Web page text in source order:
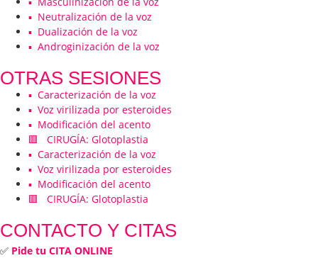
▪️ Neutralización de la voz
▪️ Dualización de la voz
▪️ Androginización de la voz
OTRAS SESIONES
▪️ Caracterización de la voz
▪️ Voz virilizada por esteroides
▪️ Modificación del acento
🟥 CIRUGÍA: Glotoplastia
▪️ Caracterización de la voz
▪️ Voz virilizada por esteroides
▪️ Modificación del acento
🟥 CIRUGÍA: Glotoplastia
CONTACTO Y CITAS
✅ Pide tu CITA ONLINE